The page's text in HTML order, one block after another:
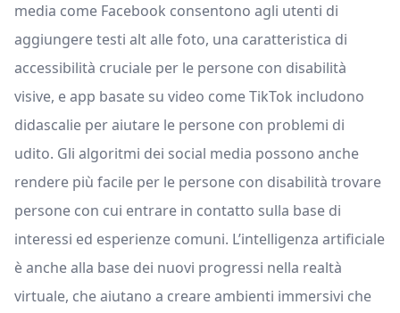
media come Facebook consentono agli utenti di
aggiungere testi alt alle foto, una caratteristica di
accessibilità cruciale per le persone con disabilità
visive, e app basate su video come TikTok includono
didascalie per aiutare le persone con problemi di
udito. Gli algoritmi dei social media possono anche
rendere più facile per le persone con disabilità trovare
persone con cui entrare in contatto sulla base di
interessi ed esperienze comuni. L’intelligenza artificiale
è anche alla base dei nuovi progressi nella realtà
virtuale, che aiutano a creare ambienti immersivi che